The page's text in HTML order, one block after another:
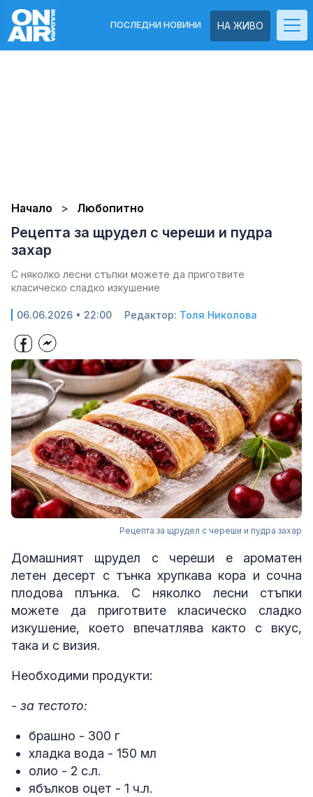
НА ЖИВО
ПОСЛЕДНИ НОВИНИ
Начало Любопитно
Рецепта за щрудел с череши и пудра
захар
С няколко лесни стъпки можете да приготвите
класическо сладко изкушение
06.06.2026 • 22:00 Редактор: Толя Николова
Рецепта за щрудел с череши и пудра захар
Домашният щрудел с череши е ароматен
летен десерт с тънка хрупкава кора и сочна
плодова плънка. С няколко лесни стъпки
можете да приготвите класическо сладко
изкушение, което впечатлява както с вкус,
така и с визия.
Необходими продукти:
- за тестото:
брашно - 300 г
хладка вода - 150 мл
олио - 2 с.л.
ябълков оцет - 1 ч.л.